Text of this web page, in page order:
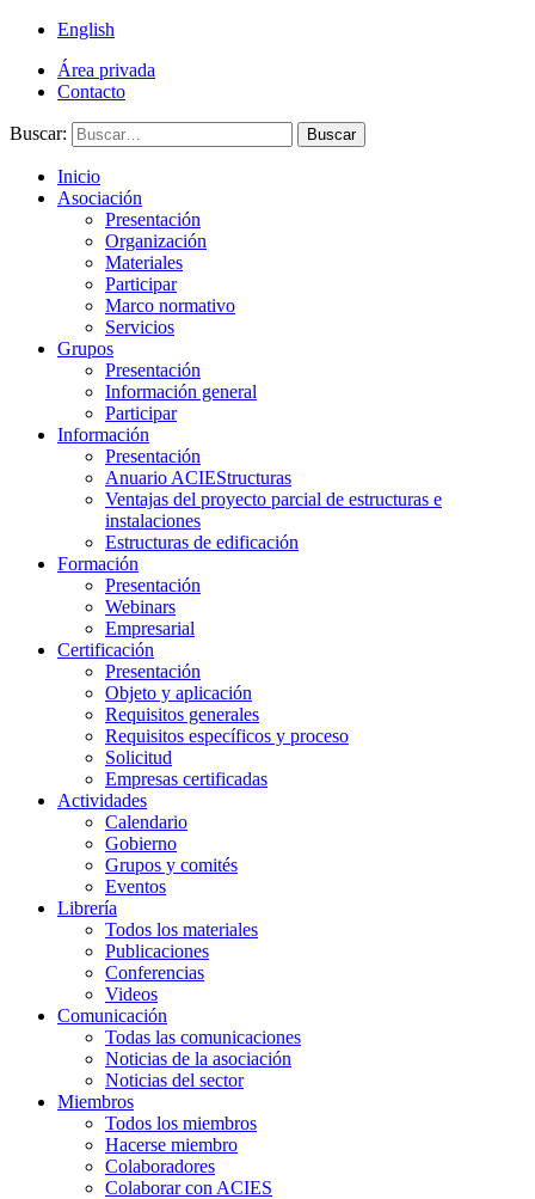
English
Área privada
Contacto
Buscar: Buscar
Inicio
Asociación
Presentación
Organización
Materiales
Participar
Marco normativo
Servicios
Grupos
Presentación
Información general
Participar
Información
Presentación
Anuario ACIEStructuras
Ventajas del proyecto parcial de estructuras e
instalaciones
Estructuras de edificación
Formación
Presentación
Webinars
Empresarial
Certificación
Presentación
Objeto y aplicación
Requisitos generales
Requisitos específicos y proceso
Solicitud
Empresas certificadas
Actividades
Calendario
Gobierno
Grupos y comités
Eventos
Librería
Todos los materiales
Publicaciones
Conferencias
Videos
Comunicación
Todas las comunicaciones
Noticias de la asociación
Noticias del sector
Miembros
Todos los miembros
Hacerse miembro
Colaboradores
Colaborar con ACIES